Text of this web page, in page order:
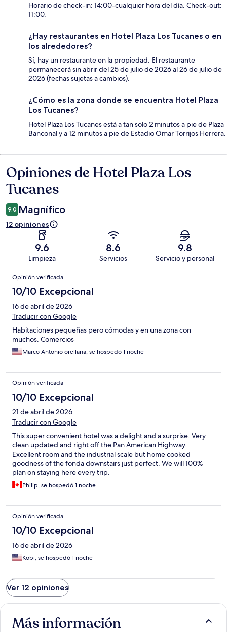
Horario de check-in: 14:00-cualquier hora del día. Check-out:
11:00.
¿Hay restaurantes en Hotel Plaza Los Tucanes o en
los alrededores?
Sí, hay un restaurante en la propiedad. El restaurante
permanecerá sin abrir del 25 de julio de 2026 al 26 de julio de
2026 (fechas sujetas a cambios).
¿Cómo es la zona donde se encuentra Hotel Plaza
Los Tucanes?
Hotel Plaza Los Tucanes está a tan solo 2 minutos a pie de Plaza
Banconal y a 12 minutos a pie de Estadio Omar Torrijos Herrera.
Opiniones
Opiniones de Hotel Plaza Los
Tucanes
9.0 Magnífico
12 opiniones
9.6
Limpieza
8.6
Servicios
9.8
Servicio y personal
Opiniones
Opinión verificada
10/10 Excepcional
16 de abril de 2026
Traducir con Google
Habitaciones pequeñas pero cómodas y en una zona con
muchos. Comercios
Marco Antonio orellana, se hospedó 1 noche
Opinión verificada
10/10 Excepcional
21 de abril de 2026
Traducir con Google
This super convenient hotel was a delight and a surprise. Very
clean updated and right off the Pan American Highway.
Excellent room and the industrial scale but home cooked
goodness of the fonda downstairs just perfect. We will 100%
plan on staying here every trip.
Philip, se hospedó 1 noche
Opinión verificada
10/10 Excepcional
16 de abril de 2026
Kobi, se hospedó 1 noche
Ver 12 opiniones
Más información